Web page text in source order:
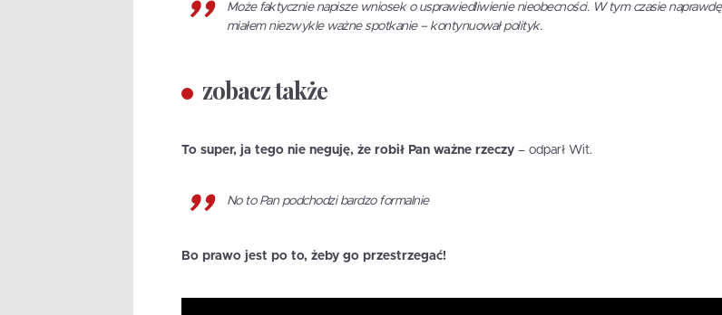
Może faktycznie napisze wniosek o usprawiedliwienie nieobecności. W tym czasie naprawdę
miałem niezwykle ważne spotkanie – kontynuował polityk.
zobacz także
To super, ja tego nie neguję, że robił Pan ważne rzeczy– odparł Wit.
No to Pan podchodzi bardzo formalnie
Bo prawo jest po to, żeby go przestrzegać!